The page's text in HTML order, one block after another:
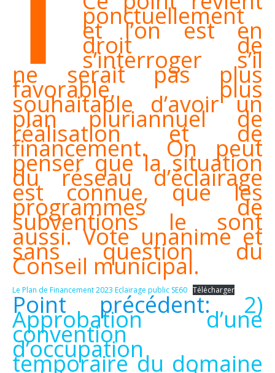
ponctuellement
et l’on est en
droit de
s’interroger s’il
ne serait pas plus
favorable, plus
souhaitable d’avoir un
plan pluriannuel de
réalisation et de
financement. On peut
penser que la situation
du réseau d’éclairage
est connue, que les
programmes de
subventions le sont
aussi. Vote unanime et
sans question du
Conseil municipal.
Le Plan de Financement 2023 Eclairage public SE60 Télécharger
Point précédent: 2)
Approbation d’une
convention
d’occupation
temporaire du domaine